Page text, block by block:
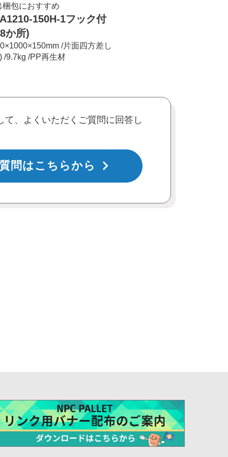
梱包におすすめ
150H-1フック付
か所)
/片面四方差し
/9.7kg /PP再生材
て、よくいただくご質問に回答し
問はこちらから